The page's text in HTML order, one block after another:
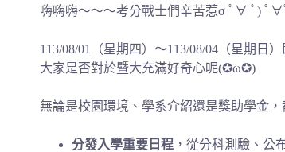
嗨嗨嗨～～～考分戰士們辛苦惹σ ﾟ∀ ﾟ) ﾟ∀
113/08/01（星期四）～113/08/04（星期日
大家是否對於暨大充滿好奇心呢(✪ω✪)
無論是校園環境、學系介紹還是獎助學金
分發入學重要日程 ，從分科測驗、公